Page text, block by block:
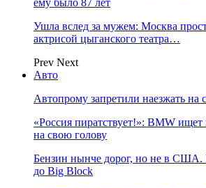
ему было 87 лет
Ушла вслед за мужем: Москва
актрисой цыганского театра…
Prev Next
Авто
Автопрому запретили наезжать на
«Россия пиратствует!»: BMW
на свою голову
Бензин нынче дорог, но не в США.
до Big Block